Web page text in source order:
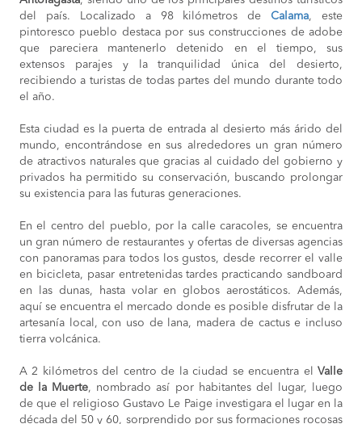
del país. Localizado a 98 kilómetros de
Calama, este
pintoresco pueblo destaca por sus construcciones de adobe
que pareciera mantenerlo detenido en el tiempo, sus
extensos parajes y la tranquilidad única del desierto,
recibiendo a turistas de todas partes del mundo durante todo
el año.
Esta ciudad es la puerta de entrada al desierto más árido del
mundo, encontrándose en sus alrededores un gran número
de atractivos naturales que gracias al cuidado del gobierno y
privados ha permitido su conservación, buscando prolongar
su existencia para las futuras generaciones.
En el centro del pueblo, por la calle caracoles, se encuentra
un gran número de restaurantes y ofertas de diversas agencias
con panoramas para todos los gustos, desde recorrer el valle
en bicicleta, pasar entretenidas tardes practicando sandboard
en las dunas, hasta volar en globos aerostáticos. Además,
aquí se encuentra el mercado donde es posible disfrutar de la
artesanía local, con uso de lana, madera de cactus e incluso
tierra volcánica.
A 2 kilómetros del centro de la ciudad se encuentra el Valle
de la Muerte, nombrado así por habitantes del lugar, luego
de que el religioso Gustavo Le Paige investigara el lugar en la
década del 50 y 60, sorprendido por sus formaciones rocosas